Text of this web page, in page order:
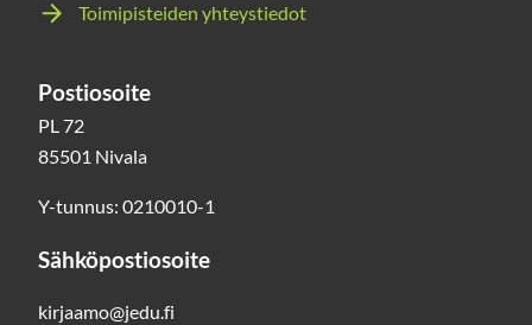
Toimipisteiden yhteystiedot
Postiosoite
PL 72
85501 Nivala
Y-tunnus: 0210010-1
Sähköpostiosoite
kirjaamo@jedu.fi